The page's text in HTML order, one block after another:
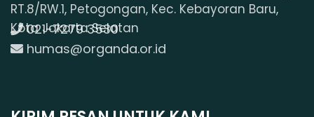
RT.8/RW.1, Petogongan, Kec. Kebayoran Baru,
Kota Jakarta Selatan
021-7279 3530
humas@organda.or.id